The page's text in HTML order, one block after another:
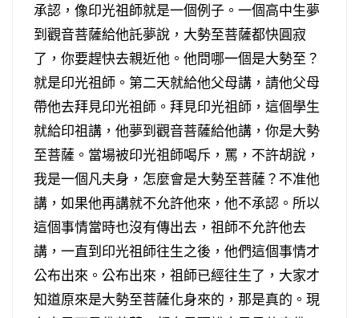
承認，像印光祖師就是一個例子。一個高中生夢
到觀音菩薩給他託夢說，大勢至菩薩都快圓寂
了，你要趕快去親近他。他問哪一個是大勢至？
就是印光祖師。第二天就給他父母講，請他父母
帶他去拜見印光祖師。拜見印光祖師，這個學生
就給印祖講，他夢到觀音菩薩給他講，你是大勢
至菩薩。當場被印光祖師喝斥，罵，不許胡說，
我是一個凡夫身，怎麼會是大勢至菩薩？不准他
講，如果他再講就不允許他來，他不承認。所以
這個事情當時也沒有傳出去，祖師不允許他去
講，一直到印光祖師往生之後，他們這個事情才
公布出來。公布出來，祖師已經往生了，大家才
知道原來是大勢至菩薩化身來的，那是真的。現